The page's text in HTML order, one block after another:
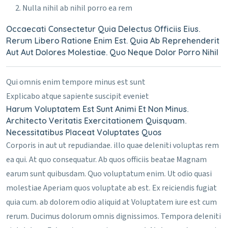
Nulla nihil ab nihil porro ea rem
Occaecati Consectetur Quia Delectus Officiis Eius.
Rerum Libero Ratione Enim Est. Quia Ab Reprehenderit
Aut Aut Dolores Molestiae. Quo Neque Dolor Porro Nihil
Qui omnis enim tempore minus est sunt
Explicabo atque sapiente suscipit eveniet
Harum Voluptatem Est Sunt Animi Et Non Minus.
Architecto Veritatis Exercitationem Quisquam.
Necessitatibus Placeat Voluptates Quos
Corporis in aut ut repudiandae. illo quae deleniti voluptas rem
ea qui. At quo consequatur. Ab quos officiis beatae Magnam
earum sunt quibusdam. Quo voluptatum enim. Ut odio quasi
molestiae Aperiam quos voluptate ab est. Ex reiciendis fugiat
quia cum. ab dolorem odio aliquid at Voluptatem iure est cum
rerum. Ducimus dolorum omnis dignissimos. Tempora deleniti